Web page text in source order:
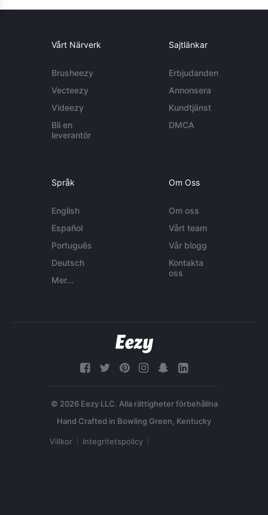
Vårt Närverk
Brusheezy
Vecteezy
Videezy
Bli en
leverantör
Sajtlänkar
Erbjudanden
Annonsera
Kundtjänst
DMCA
Språk
English
Español
Português
Deutsch
Mer...
Om Oss
Om oss
Vårt team
Vår blogg
Kontakta
oss
© 2026 Eezy LLC. Alla rättigheter förbehållna
Villkor Integritetspolicy